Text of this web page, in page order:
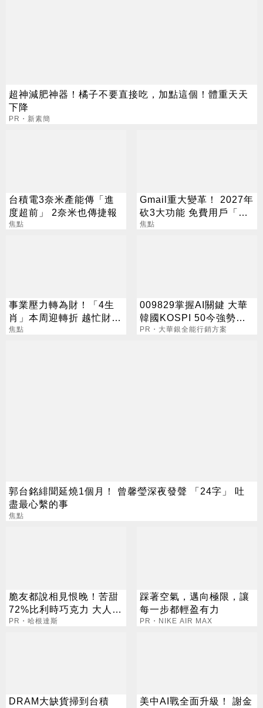
超神減肥神器！橘子不要直接吃，加點這個！體重天天
下降
PR・新素簡
台積電3奈米產能傳「進
度超前」 2奈米也傳捷報
焦點
Gmail重大變革！ 2027年
砍3大功能 免費用戶「這
好康」不能用了
焦點
事業壓力轉為財！「4生
肖」本周迎轉折 越忙財運
越旺
焦點
009829掌握AI關鍵 大華
韓國KOSPI 50今強勢開
募
PR・大華銀全能行銷方案
郭台銘緋聞延燒1個月！ 曾馨瑩深夜發聲 「24字」 吐
盡最心繫的事
焦點
脆友都說相見恨晚！苦甜
72%比利時巧克力 大人味
爆紅！
PR・哈根達斯
踩著空氣，邁向極限，讓
每一步都輕盈有力
PR・NIKE AIR MAX
DRAM大缺貨掃到台積
美中AI戰全面升級！ 謝金